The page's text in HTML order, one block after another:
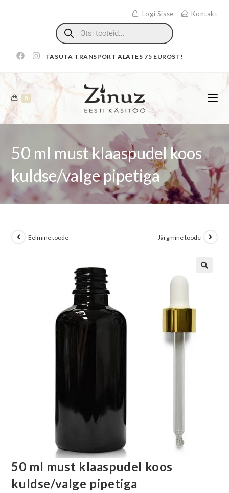
Logi Sisse Kontakt
TASUTA TRANSPORT ALATES 75 EUROST!
0
50 ml must klaaspudel koos
kuldse/valge pipetiga
Eelmine toode Järgmine toode
50 ml must klaaspudel koos
kuldse/valge pipetiga